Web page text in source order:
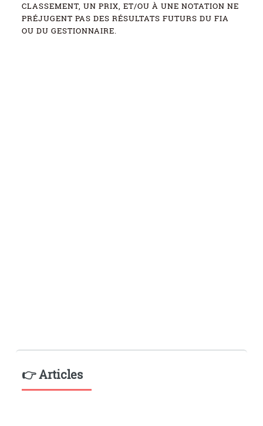
CLASSEMENT, UN PRIX, ET/OU À UNE NOTATION NE
PRÉJUGENT PAS DES RÉSULTATS FUTURS DU FIA
OU DU GESTIONNAIRE.
👉 Articles